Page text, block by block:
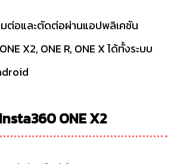
มต่อและตัดต่อผ่านแอปพลิเคชัน
X2, ONE R, ONE X ได้ทั้งระบบ
ONE X2